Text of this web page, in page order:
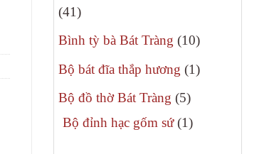
4141
sản
phẩm
Bình tỳ bà Bát Tràng 1010
phẩm
Bộ bát đĩa thắp hương 11
Bộ đồ thờ Bát Tràng 55
sản
Bộ đỉnh hạc gốm sứ 11